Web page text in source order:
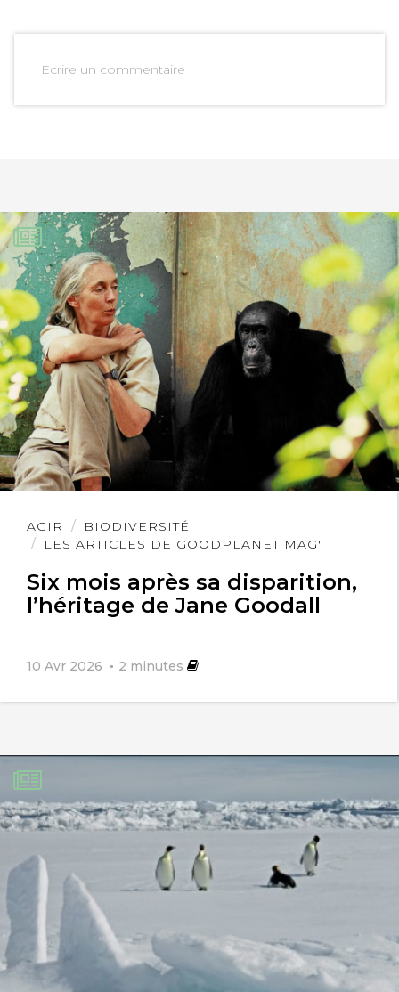
Ecrire un commentaire
AGIR
BIODIVERSITÉ
LES ARTICLES DE GOODPLANET MAG'
Six mois après sa disparition,
l’héritage de Jane Goodall
10 Avr 2026 2 minutes
Lire
l'article